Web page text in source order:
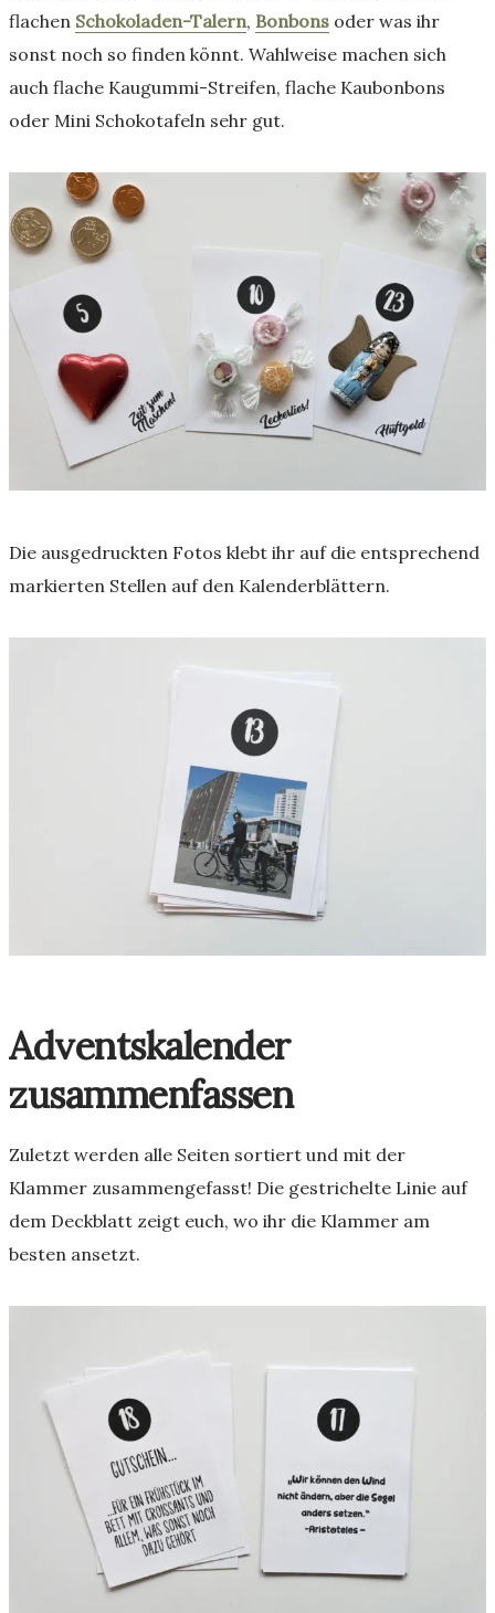
flachen Schokoladen-Talern, Bonbons oder was ihr
sonst noch so finden könnt. Wahlweise machen sich
auch flache Kaugummi-Streifen, flache Kaubonbons
oder Mini Schokotafeln sehr gut.
Die ausgedruckten Fotos klebt ihr auf die entsprechend
markierten Stellen auf den Kalenderblättern.
Adventskalender
zusammenfassen
Zuletzt werden alle Seiten sortiert und mit der
Klammer zusammengefasst! Die gestrichelte Linie auf
dem Deckblatt zeigt euch, wo ihr die Klammer am
besten ansetzt.